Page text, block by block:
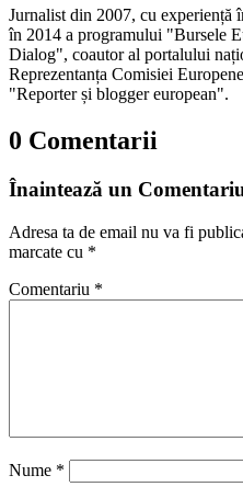
Jurnalist din 2007, cu experiență
în 2014 a programului "Bursele
Dialog", coautor al portalului
Reprezentanța Comisiei
"Reporter și blogger european".
0 Comentarii
Înaintează un
Adresa ta de email nu va fi
marcate cu *
Comentariu *
Nume *